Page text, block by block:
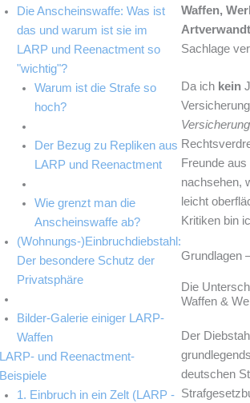
Die Anscheinswaffe: Was ist
das und warum ist sie im
LARP und Reenactment so
"wichtig"?
Warum ist die Strafe so
hoch?
Der Bezug zu Repliken aus
LARP und Reenactment
Wie grenzt man die
Anscheinswaffe ab?
(Wohnungs-)Einbruchdiebstahl:
Der besondere Schutz der
Privatsphäre
Bilder-Galerie einiger LARP-
Waffen
LARP- und Reenactment-
Beispiele
1. Einbruch in ein Zelt (LARP -
Waffen,
Sachlage
Da ich kein
Freunde
nachsehen,
leicht
Kritiken bin
Grundlagen
Die
Waffen &
Der
deutschen